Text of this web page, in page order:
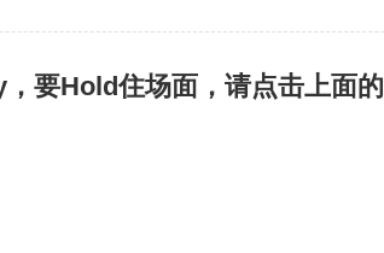
要Hold住场面，请点击上面的